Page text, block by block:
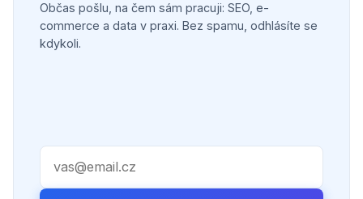
Občas pošlu, na čem sám pracuji: SEO, e-
commerce a data v praxi. Bez spamu, odhlásíte se
kdykoli.
Váš e-mail